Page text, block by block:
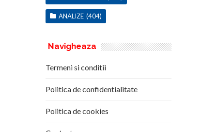
ANALIZE (404)
Navigheaza
Termeni si conditii
Politica de confidentialitate
Politica de cookies